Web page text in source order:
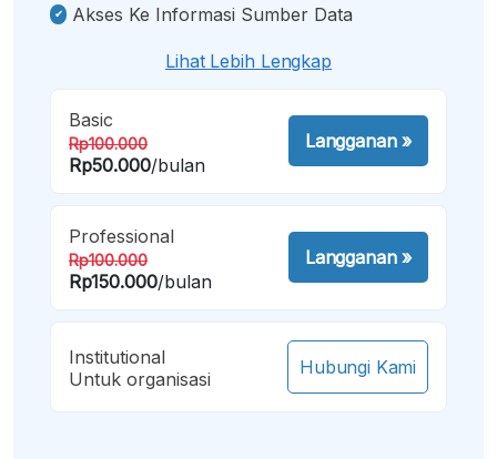
Akses Ke Informasi Sumber Data
Lihat Lebih Lengkap
Basic
Rp100.000
Rp50.000/bulan
Langganan»
Professional
Rp100.000
Rp150.000/bulan
Langganan»
Institutional
Untuk organisasi
Hubungi Kami